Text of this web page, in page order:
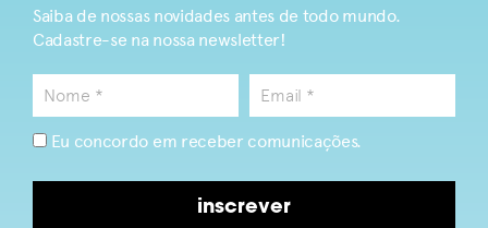
Saiba de nossas novidades antes de todo mundo.
Cadastre-se na nossa newsletter!
Eu concordo em receber comunicações.
inscrever